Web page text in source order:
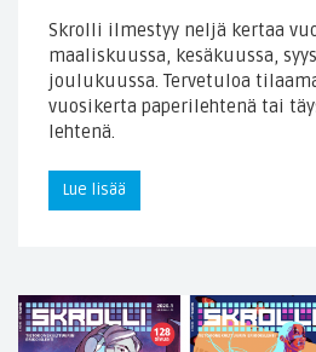
Skrolli ilmestyy neljä kertaa
maaliskuussa, kesäkuussa,
joulukuussa. Tervetuloa
vuosikerta paperilehtenä tai
lehtenä.
Lue lisää